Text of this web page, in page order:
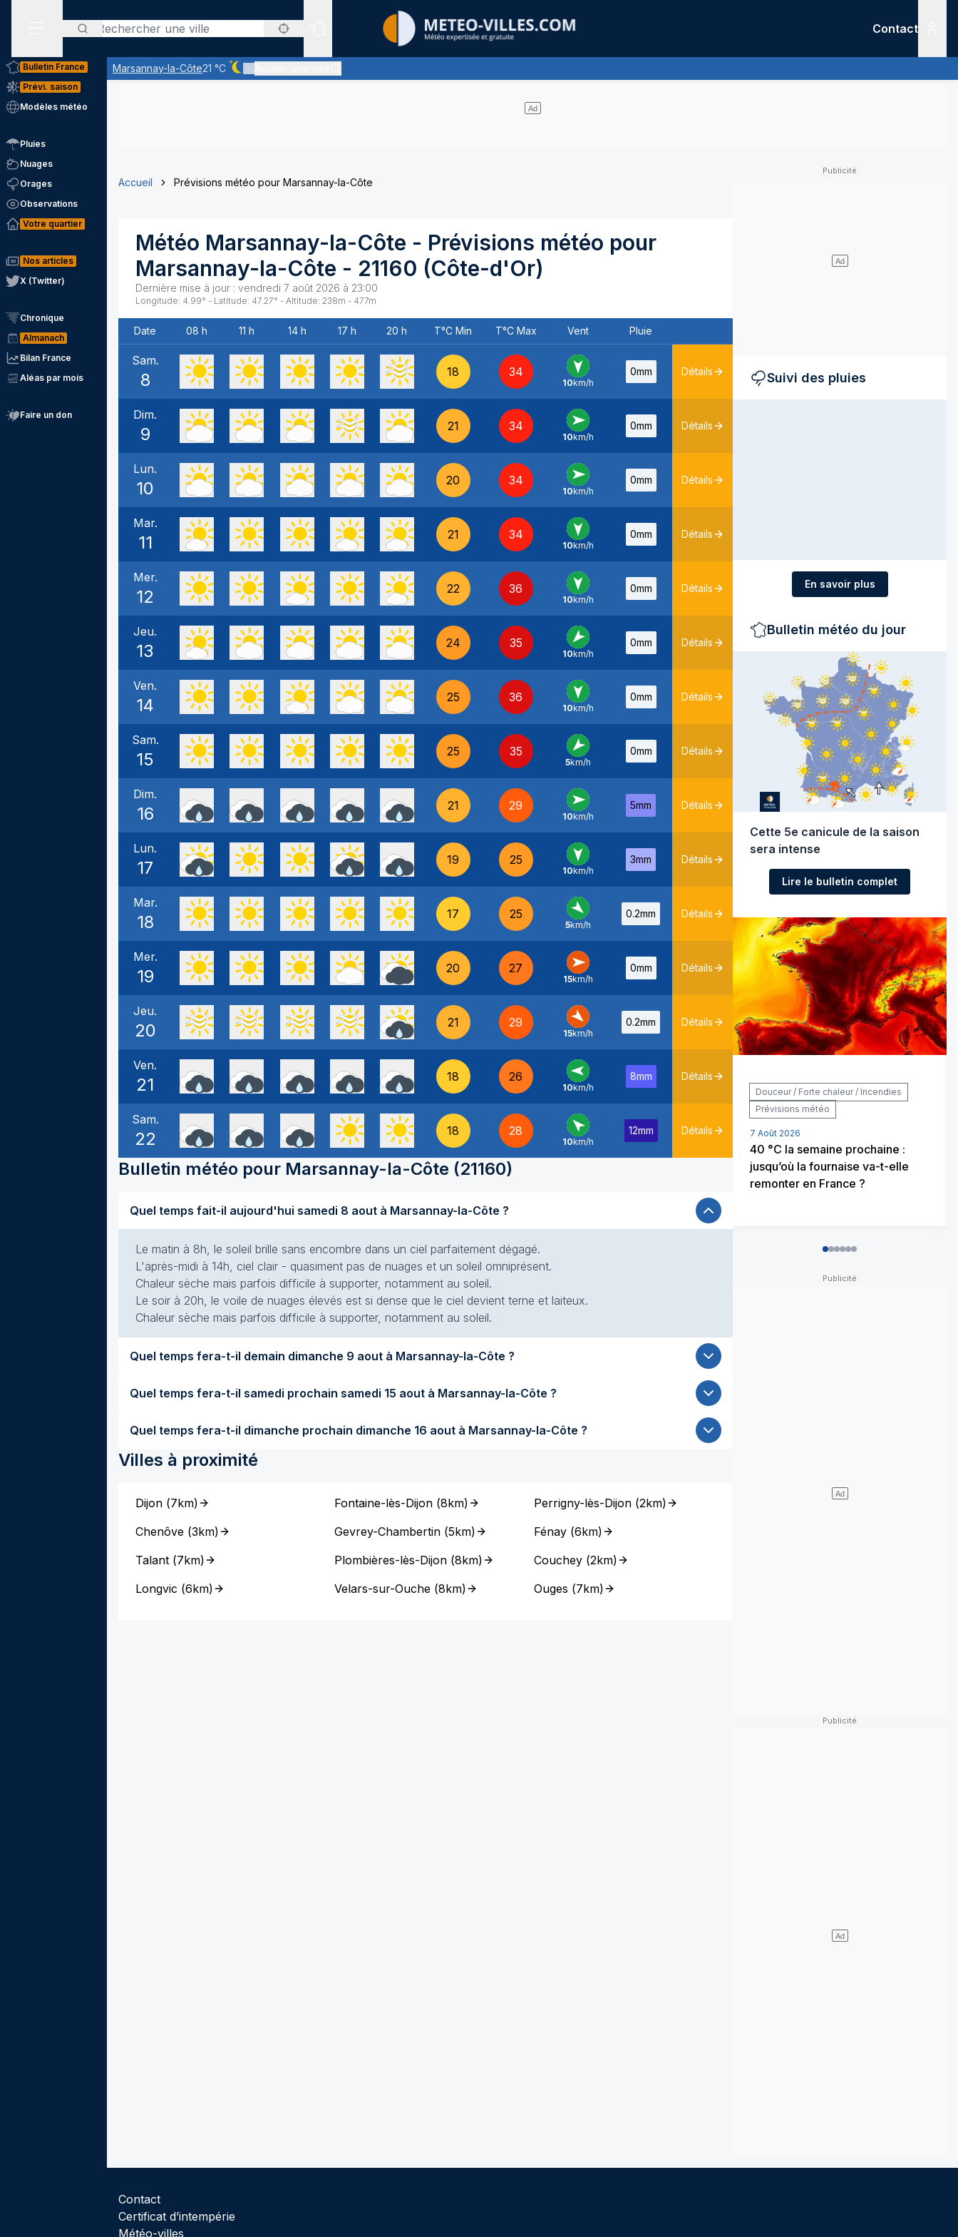
Rechercher
Sites expertis&eacute;s
Contact
Marsannay-la-Côte21 °C
Ciel dégagé - quasiment pas de nuages
Bulletin France
Prévi. saison
Modèles météo
Pluies
Nuages
Orages
Observations
Votre quartier
Nos articles
X (Twitter)
Chronique
Almanach
Bilan France
Aléas par mois
Faire un don
Accueil Prévisions météo pour Marsannay-la-Côte
Météo Marsannay-la-Côte - Prévisions météo pour
Marsannay-la-Côte - 21160 (Côte-d'Or)
Dernière mise à jour : vendredi 7 août 2026 à 23:00
Longitude: 4.99° - Latitude: 47.27° - Altitude: 238m - 477m
Date 08 h 11 h 14 h 17 h 20 h T°C Min T°C Max Vent Pluie
Sam.
8 18 34
N -
10km/h
0mm Détails
Dim.
9 21 34
O -
10km/h
0mm Détails
Lun.
10 20 34
O -
10km/h
0mm Détails
Mar.
11 21 34
N -
10km/h
0mm Détails
Mer.
12 22 36
N -
10km/h
0mm Détails
Jeu.
13 24 35
NE -
10km/h
0mm Détails
Ven.
14 25 36
N -
10km/h
0mm Détails
Sam.
15 25 35
NE
5km/h
0mm Détails
Dim.
16 21 29
O -
10km/h
5mm Détails
Lun.
17 19 25
N -
10km/h
3mm Détails
Mar.
18 17 25
NO
5km/h
0.2mm Détails
Mer.
19 20 27
O -
15km/h
0mm Détails
Jeu.
20 21 29
NO
15km/h
0.2mm Détails
Ven.
21 18 26
E -
10km/h
8mm Détails
Sam.
22 18 28
SE -
10km/h
12mm Détails
Bulletin météo pour Marsannay-la-Côte (21160)
Quel temps fait-il aujourd'hui samedi 8 aout à Marsannay-la-Côte ?
Le matin à 8h, le soleil brille sans encombre dans un ciel parfaitement dégagé.
L'après-midi à 14h, ciel clair - quasiment pas de nuages et un soleil omniprésent.
Chaleur sèche mais parfois difficile à supporter, notamment au soleil.
Le soir à 20h, le voile de nuages élevés est si dense que le ciel devient terne et laiteux.
Chaleur sèche mais parfois difficile à supporter, notamment au soleil.
Quel temps fera-t-il demain dimanche 9 aout à Marsannay-la-Côte ?
Quel temps fera-t-il samedi prochain samedi 15 aout à Marsannay-la-Côte ?
Quel temps fera-t-il dimanche prochain dimanche 16 aout à Marsannay-la-Côte ?
Villes à proximité
Dijon (7km)
Chenôve (3km)
Talant (7km)
Longvic (6km)
Fontaine-lès-Dijon (8km)
Gevrey-Chambertin (5km)
Plombières-lès-Dijon (8km)
Velars-sur-Ouche (8km)
Perrigny-lès-Dijon(2km)
Fénay(6km)
Couchey(2km)
Ouges (7km)
Suivi des pluies
En savoir plus
Bulletin météo du jour
Cette 5e canicule de la saison
sera intense
Lire le bulletin complet
Douceur / Forte chaleur / Incendies
Prévisions météo
7 Août 2026
40 °C la semaine prochaine :
jusqu’où la fournaise va-t-elle
remonter en France ?
Contact
Certificat d’intempérie
Météo-villes